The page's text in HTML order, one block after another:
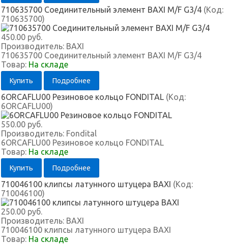
710635700 Соединительный элемент BAXI M/F G3/4 (Код:
710635700)
450.00 руб.
Производитель: BAXI
710635700 Соединительный элемент BAXI M/F G3/4
Товар: На складе
Купить Подробнее
6ORCAFLU00 Резиновое кольцо FONDITAL (Код:
6ORCAFLU00)
550.00 руб.
Производитель: Fondital
6ORCAFLU00 Резиновое кольцо FONDITAL
Товар: На складе
Купить Подробнее
710046100 клипсы латунного штуцера BAXI (Код:
710046100)
250.00 руб.
Производитель: BAXI
710046100 клипсы латунного штуцера BAXI
Товар: На складе